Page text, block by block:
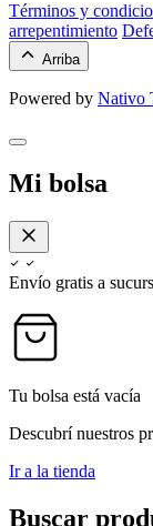
Términos y
arrepentimiento
Arriba
Powered by Nativo
Mi bolsa
Envío gratis a
Tu bolsa está vacía
Descubrí nuestros
Ir a la tienda
Buscar